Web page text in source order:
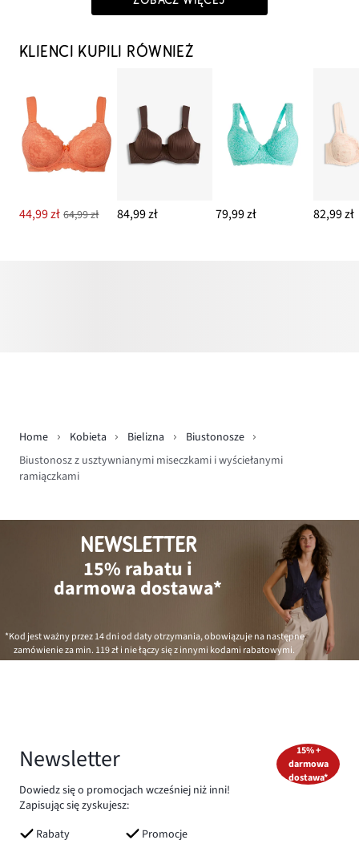
KLIENCI KUPILI RÓWNIEŻ
44,99 zł 64,99 zł 84,99 zł 79,99 zł 82,99 zł
Home Kobieta Bielizna
Biustonosze
Biustonosz z usztywnianymi miseczkami i wyściełanymi
ramiączkami
NEWSLETTER
15% rabatu i
darmowa dostawa*
*Kod jest ważny przez 14 dni od daty otrzymania, obowiązuje na następne
zamówienie za min. 119 złi nie łączy się z innymi kodami rabatowymi.
Newsletter
Dowiedz się o promocjach wcześniej niż inni!
Zapisując się zyskujesz:
Rabaty
Promocje
15% +
darmowa
dostawa*